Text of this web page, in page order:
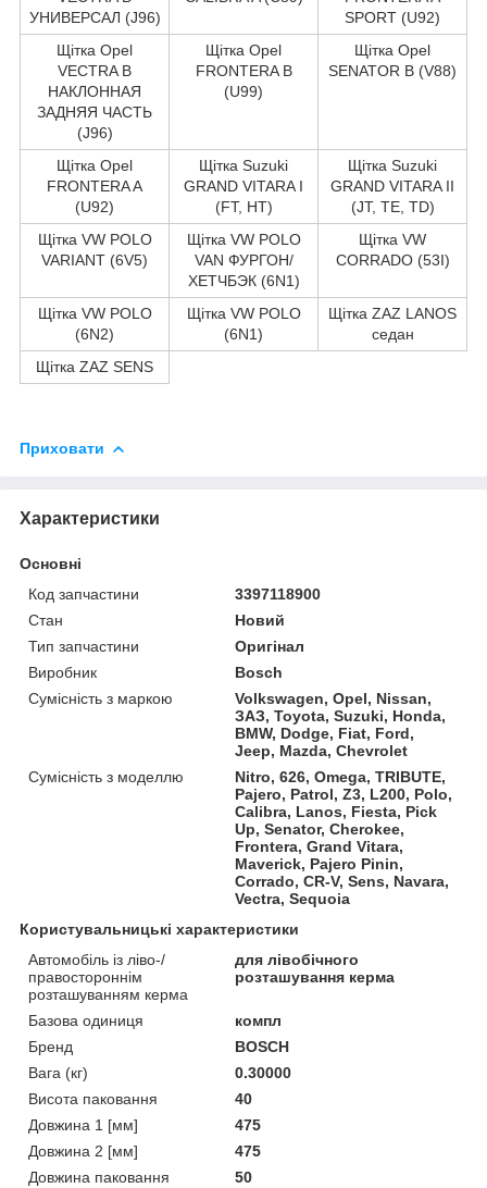
УНИВЕРСАЛ (J96)
SPORT (U92)
Щітка Opel
VECTRA B
НАКЛОННАЯ
ЗАДНЯЯ ЧАСТЬ
(J96)
Щітка Opel
FRONTERA B
(U99)
Щітка Opel
SENATOR B (V88)
Щітка Opel
FRONTERA A
(U92)
Щітка Suzuki
GRAND VITARA I
(FT, HT)
Щітка Suzuki
GRAND VITARA II
(JT, TE, TD)
Щітка VW POLO
VARIANT (6V5)
Щітка VW POLO
VAN ФУРГОН/
ХЕТЧБЭК (6N1)
Щітка VW
CORRADO (53I)
Щітка VW POLO
(6N2)
Щітка VW POLO
(6N1)
Щітка ZAZ LANOS
седан
Щітка ZAZ SENS
Приховати
Характеристики
Основні
Код запчастини
3397118900
Стан
Новий
Тип запчастини
Оригінал
Виробник
Bosch
Сумісність з маркою
Volkswagen, Opel, Nissan,
ЗАЗ, Toyota, Suzuki, Honda,
BMW, Dodge, Fiat, Ford,
Jeep, Mazda, Chevrolet
Сумісність з моделлю
Nitro, 626, Omega, TRIBUTE,
Pajero, Patrol, Z3, L200, Polo,
Calibra, Lanos, Fiesta, Pick
Up, Senator, Cherokee,
Frontera, Grand Vitara,
Maverick, Pajero Pinin,
Corrado, CR-V, Sens, Navara,
Vectra, Sequoia
Користувальницькі характеристики
Автомобіль із ліво-/
правостороннім
розташуванням керма
для лівобічного
розташування керма
Базова одиниця
компл
Бренд
BOSCH
Вага (кг)
0.30000
Висота паковання
40
Довжина 1 [мм]
475
Довжина 2 [мм]
475
Довжина паковання
50